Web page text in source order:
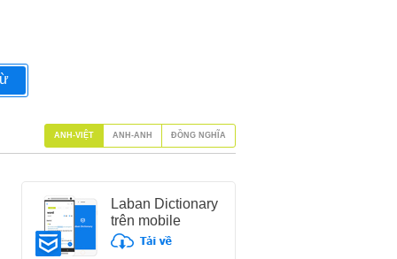
Laban Dictionary
trên mobile
ANH-VIỆT ANH-ANH ĐỒNG NGHĨA